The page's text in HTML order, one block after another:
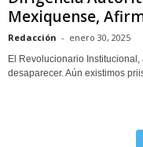
Mexiquense,
Redacción - enero 30, 2025
El Revolucionario
desaparecer. Aún existimos